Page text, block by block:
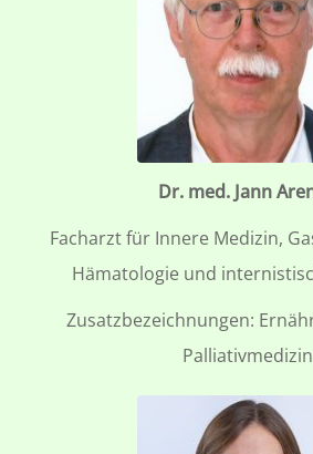
Dr. med. Jann
Facharzt für Innere Medizin,
Hämatologie und
Zusatzbezeichnungen:
Palliativmedizin